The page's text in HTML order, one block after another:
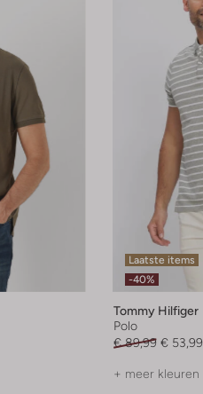
Laatste items
-40%
Tommy Hilfiger
Polo
€ 89,99 € 53,99
+ meer kleuren